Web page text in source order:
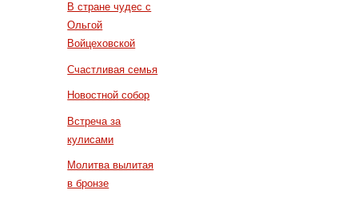
В стране чудес с
Ольгой
Войцеховской
Счастливая семья
Новостной собор
Встреча за
кулисами
Молитва вылитая
в бронзе